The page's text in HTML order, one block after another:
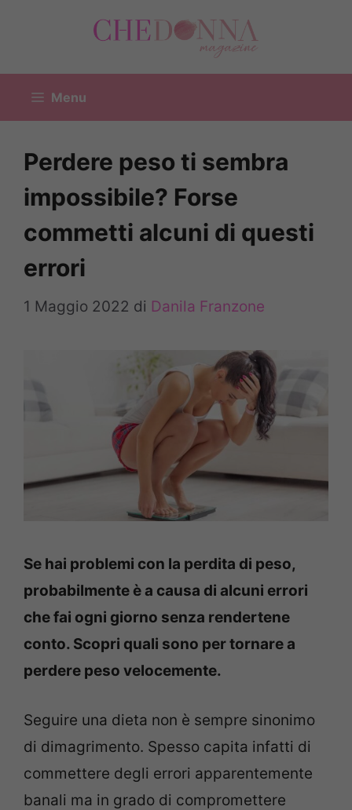
Menu
Perdere peso ti sembra
impossibile? Forse
commetti alcuni di questi
errori
1 Maggio 2022 di Danila Franzone
Se hai problemi con la perdita di peso,
probabilmente è a causa di alcuni errori
che fai ogni giorno senza rendertene
conto. Scopri quali sono per tornare a
perdere peso velocemente.
Seguire una dieta non è sempre sinonimo
di dimagrimento. Spesso capita infatti di
commettere degli errori apparentemente
banali ma in grado di compromettere